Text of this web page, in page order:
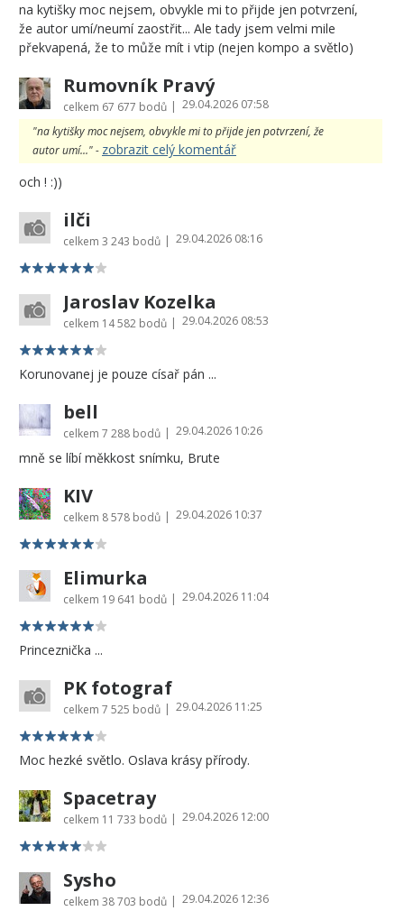
na kytišky moc nejsem, obvykle mi to přijde jen potvrzení,
že autor umí/neumí zaostřit... Ale tady jsem velmi mile
překvapená, že to může mít i vtip (nejen kompo a světlo)
Rumovník Pravý
celkem 67 677 bodů | 29.04.2026 07:58
"na kytišky moc nejsem, obvykle mi to přijde jen potvrzení, že
autor umí..." - zobrazit celý komentář
och ! :))
ilči
celkem 3 243 bodů | 29.04.2026 08:16
Jaroslav Kozelka
celkem 14 582 bodů | 29.04.2026 08:53
Korunovanej je pouze císař pán ...
bell
celkem 7 288 bodů | 29.04.2026 10:26
mně se líbí měkkost snímku, Brute
KIV
celkem 8 578 bodů | 29.04.2026 10:37
Elimurka
celkem 19 641 bodů | 29.04.2026 11:04
Princeznička ...
PK fotograf
celkem 7 525 bodů | 29.04.2026 11:25
Moc hezké světlo. Oslava krásy přírody.
Spacetray
celkem 11 733 bodů | 29.04.2026 12:00
Sysho
celkem 38 703 bodů | 29.04.2026 12:36